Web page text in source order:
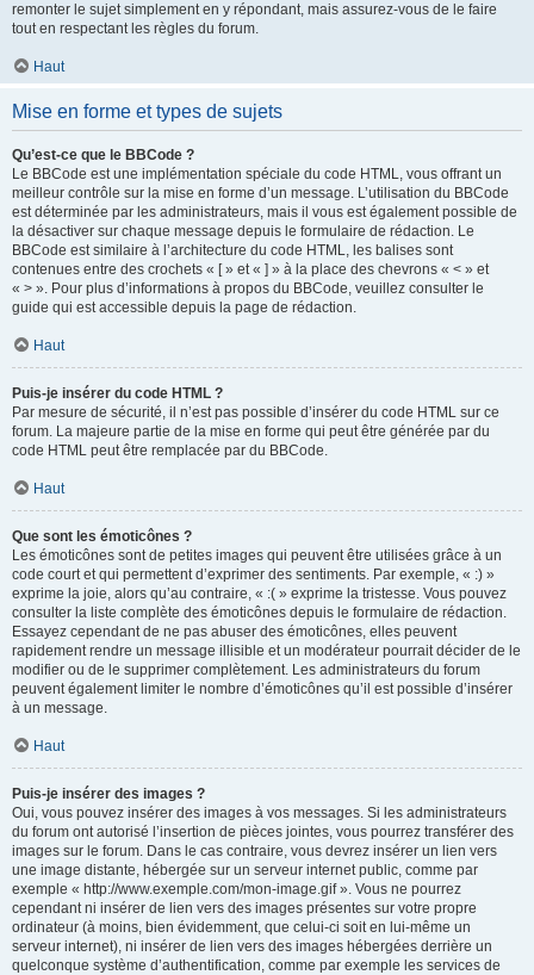
remonter le sujet simplement en y répondant, mais assurez-vous de le faire
tout en respectant les règles du forum.
Haut
Mise en forme et types de sujets
Qu’est-ce que le BBCode ?
Le BBCode est une implémentation spéciale du code HTML, vous offrant un
meilleur contrôle sur la mise en forme d’un message. L’utilisation du BBCode
est déterminée par les administrateurs, mais il vous est également possible de
la désactiver sur chaque message depuis le formulaire de rédaction. Le
BBCode est similaire à l’architecture du code HTML, les balises sont
contenues entre des crochets « [ » et « ] » à la place des chevrons « < » et
« > ». Pour plus d’informations à propos du BBCode, veuillez consulter le
guide qui est accessible depuis la page de rédaction.
Haut
Puis-je insérer du code HTML ?
Par mesure de sécurité, il n’est pas possible d’insérer du code HTML sur ce
forum. La majeure partie de la mise en forme qui peut être générée par du
code HTML peut être remplacée par du BBCode.
Haut
Que sont les émoticônes ?
Les émoticônes sont de petites images qui peuvent être utilisées grâce à un
code court et qui permettent d’exprimer des sentiments. Par exemple, « :) »
exprime la joie, alors qu’au contraire, « :( » exprime la tristesse. Vous pouvez
consulter la liste complète des émoticônes depuis le formulaire de rédaction.
Essayez cependant de ne pas abuser des émoticônes, elles peuvent
rapidement rendre un message illisible et un modérateur pourrait décider de le
modifier ou de le supprimer complètement. Les administrateurs du forum
peuvent également limiter le nombre d’émoticônes qu’il est possible d’insérer
à un message.
Haut
Puis-je insérer des images ?
Oui, vous pouvez insérer des images à vos messages. Si les administrateurs
du forum ont autorisé l’insertion de pièces jointes, vous pourrez transférer des
images sur le forum. Dans le cas contraire, vous devrez insérer un lien vers
une image distante, hébergée sur un serveur internet public, comme par
exemple « http://www.exemple.com/mon-image.gif ». Vous ne pourrez
cependant ni insérer de lien vers des images présentes sur votre propre
ordinateur (à moins, bien évidemment, que celui-ci soit en lui-même un
serveur internet), ni insérer de lien vers des images hébergées derrière un
quelconque système d’authentification, comme par exemple les services de